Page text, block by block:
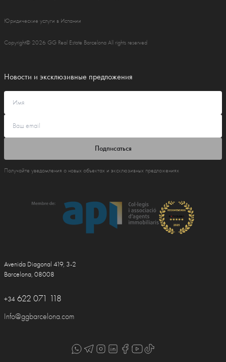
Юридические услуги в Испании
Copyright© 2026 GG Real Estate Barcelona All rights reserved
Новости и эксклюзивные предложения
Подписаться
Получайте уведомления о новых объектах и эксклюзивных предложениях
Avenida Diagonal 419, 3-2
Barcelona, 08008
+34 622 071 118
Info@ggbarcelona.com